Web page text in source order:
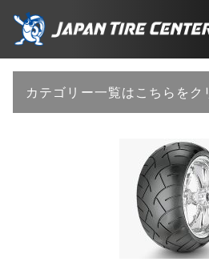
取扱商品
工賃・サービスについて
カテゴリー一覧はこちらを